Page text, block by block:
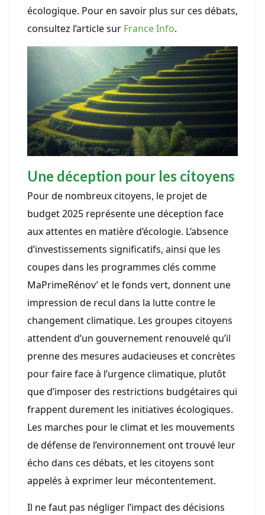
écologique. Pour en savoir plus sur ces débats,
consultez l’article sur France Info.
Une déception pour les citoyens
Pour de nombreux citoyens, le projet de
budget 2025 représente une déception face
aux attentes en matière d’écologie. L’absence
d’investissements significatifs, ainsi que les
coupes dans les programmes clés comme
MaPrimeRénov’ et le fonds vert, donnent une
impression de recul dans la lutte contre le
changement climatique. Les groupes citoyens
attendent d’un gouvernement renouvelé qu’il
prenne des mesures audacieuses et concrètes
pour faire face à l’urgence climatique, plutôt
que d’imposer des restrictions budgétaires qui
frappent durement les initiatives écologiques.
Les marches pour le climat et les mouvements
de défense de l’environnement ont trouvé leur
écho dans ces débats, et les citoyens sont
appelés à exprimer leur mécontentement.
Il ne faut pas négliger l’impact des décisions